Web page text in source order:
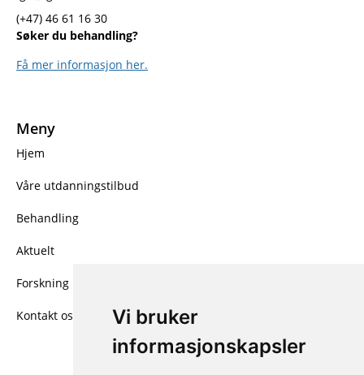
Vi bruker
informasjonskapsler
Meny
Hjem
Våre utdanningstilbud
Behandling
Aktuelt
Forskning
Kontakt oss
(+47) 46 61 16 30
Søker du behandling?
Få mer informasjon her.